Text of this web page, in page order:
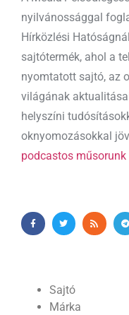
nyilvánossággal
Hírközlési
sajtótermék, ahol a
nyomtatott sajtó, az
világának
helyszíni
oknyomozásokkal
podcastos műsorunk
Sajtó
Márka